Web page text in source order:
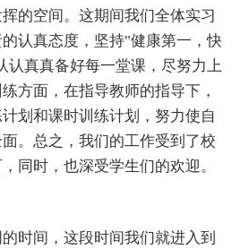
的空间。这期间我们全体实习
认真态度，坚持"健康第一，快
认真真备好每一堂课，尽努力上
方面，在指导教师的指导下，
划和课时训练计划，努力使自
。总之，我们的工作受到了校
同时，也深受学生们的欢迎。
间，这段时间我们就进入到